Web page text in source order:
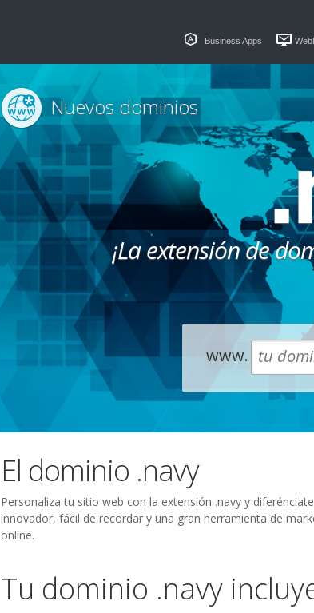
Business Apps
¡La extensión de
Nuevos dominios
www.
El dominio .navy
Personaliza tu sitio web con la extensión .navy y
innovador, fácil de recordar y una gran herramienta de
online.
Tu dominio .navy